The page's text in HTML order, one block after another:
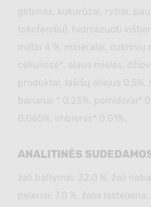
glitimas, kukurūzai, ryžiai,
tokoferoliu), hidrolizuoti
miltai 4 %, mineralai, cukrinių
celiuliozė*, alaus mielės,
produktai, lašišų aliejus 0,5%,
bananai * 0,23%, pomidorai*
0,065%, imbieras* 0,01%.
ANALITINĖS
žali baltymai: 32,0 %, žali
pelenai: 7,0 %, žalia ląsteliena: